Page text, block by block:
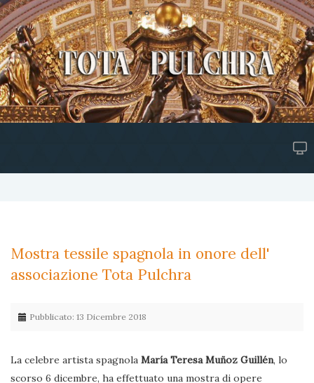
Mostra tessile spagnola in onore dell'
associazione Tota Pulchra
Pubblicato: 13 Dicembre 2018
La celebre artista spagnola María Teresa Muñoz Guillén, lo
scorso 6 dicembre, ha effettuato una mostra di opere